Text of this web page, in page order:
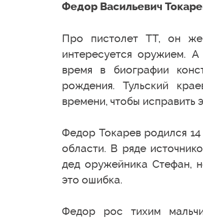
Федор Васильевич
Про пистолет ТТ, он же
интересуется оружием.
время в биографии
рождения. Тульский
времени, чтобы исправить
Федор Токарев родился
области. В ряде
дед оружейника Стефан,
это ошибка.
Федор рос тихим